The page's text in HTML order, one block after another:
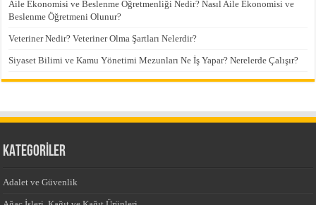
Aile Ekonomisi ve Beslenme Öğretmenliği Nedir? Nasıl Aile Ekonomisi ve
Beslenme Öğretmeni Olunur?
Veteriner Nedir? Veteriner Olma Şartları Nelerdir?
Siyaset Bilimi ve Kamu Yönetimi Mezunları Ne İş Yapar? Nerelerde Çalışır?
KATEGORİLER
Adalet ve Güvenlik